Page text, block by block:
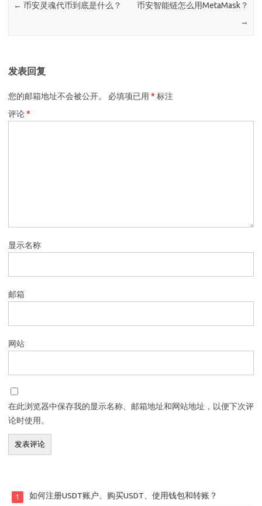
← 币安灵魂代币到底是什么？
币安智能链怎么用MetaMask？
→
发表回复
您的邮箱地址不会被公开。 必填项已用 * 标注
评论*
显示名称
邮箱
网站
在此浏览器中保存我的显示名称、邮箱地址和网站地址，以便下次评
论时使用。
1 如何注册USDT账户、购买USDT、使用钱包和转账？